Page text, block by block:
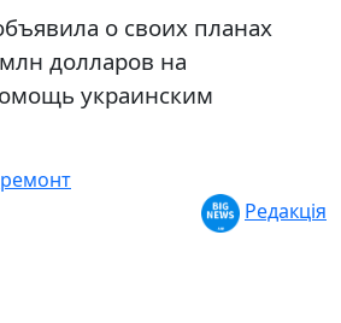
о своих планах
долларов на
украинским
ремонт
Редакція